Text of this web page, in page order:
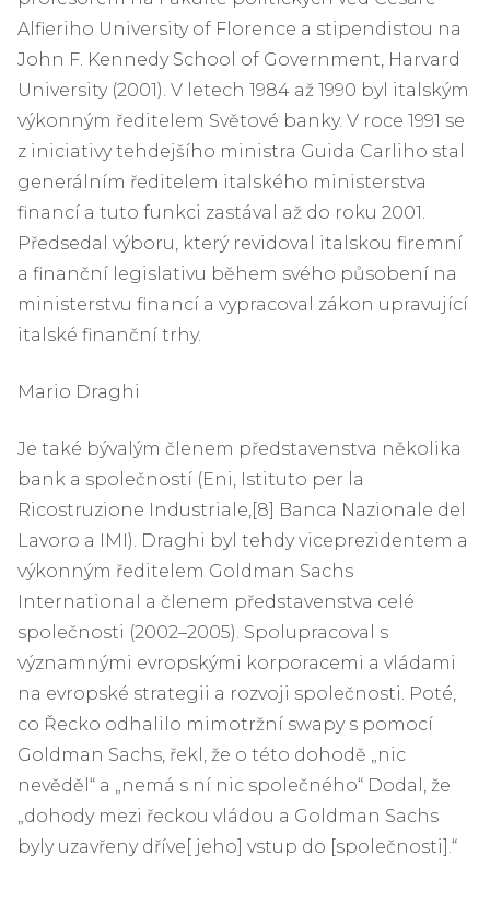
Alfieriho University of Florence a stipendistou na
John F. Kennedy School of Government, Harvard
University (2001). V letech 1984 až 1990 byl italským
výkonným ředitelem Světové banky. V roce 1991 se
z iniciativy tehdejšího ministra Guida Carliho stal
generálním ředitelem italského ministerstva
financí a tuto funkci zastával až do roku 2001.
Předsedal výboru, který revidoval italskou firemní
a finanční legislativu během svého působení na
ministerstvu financí a vypracoval zákon upravující
italské finanční trhy.
Mario Draghi
Je také bývalým členem představenstva několika
bank a společností (Eni, Istituto per la
Ricostruzione Industriale,[8] Banca Nazionale del
Lavoro a IMI). Draghi byl tehdy viceprezidentem a
výkonným ředitelem Goldman Sachs
International a členem představenstva celé
společnosti (2002–2005). Spolupracoval s
významnými evropskými korporacemi a vládami
na evropské strategii a rozvoji společnosti. Poté,
co Řecko odhalilo mimotržní swapy s pomocí
Goldman Sachs, řekl, že o této dohodě „nic
nevěděl“ a „nemá s ní nic společného“ Dodal, že
„dohody mezi řeckou vládou a Goldman Sachs
byly uzavřeny dříve[ jeho] vstup do [společnosti].“